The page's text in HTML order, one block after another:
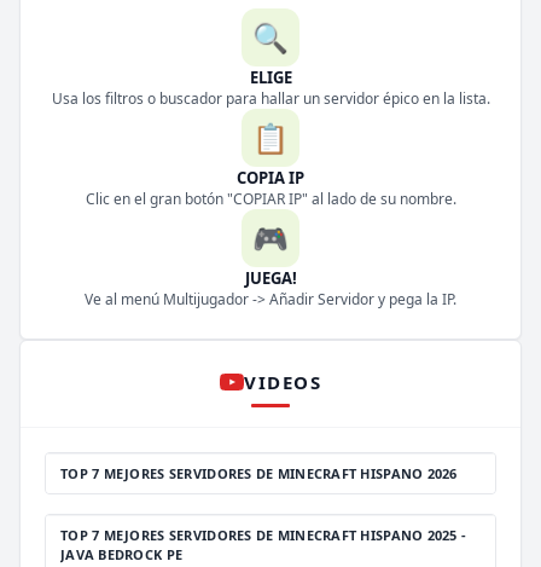
🔍
ELIGE
Usa los filtros o buscador para hallar un servidor épico en la lista.
📋
COPIA IP
Clic en el gran botón "COPIAR IP" al lado de su nombre.
🎮
JUEGA!
Ve al menú Multijugador -> Añadir Servidor y pega la IP.
VIDEOS
TOP 7 MEJORES SERVIDORES DE MINECRAFT HISPANO 2026
TOP 7 MEJORES SERVIDORES DE MINECRAFT HISPANO 2025 -
JAVA BEDROCK PE